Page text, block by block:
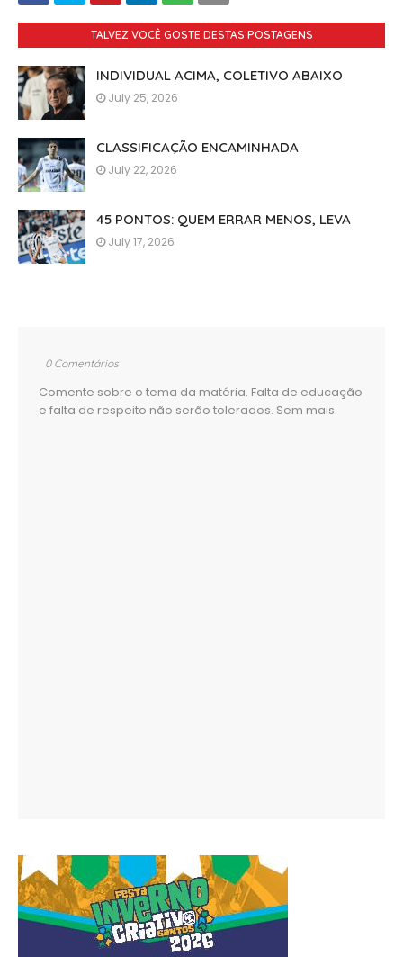
TALVEZ VOCÊ GOSTE DESTAS POSTAGENS
INDIVIDUAL ACIMA, COLETIVO ABAIXO
July 25, 2026
CLASSIFICAÇÃO ENCAMINHADA
July 22, 2026
45 PONTOS: QUEM ERRAR MENOS, LEVA
July 17, 2026
0 Comentários
Comente sobre o tema da matéria. Falta de educação
e falta de respeito não serão tolerados. Sem mais.